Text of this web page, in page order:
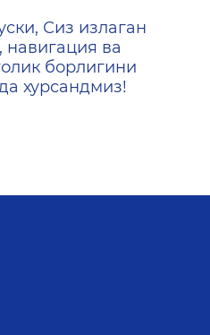
Сиз излаган
ва
борлигини
хурсандмиз!